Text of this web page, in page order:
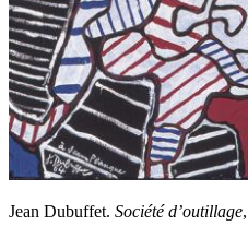
Jean Dubuffet. Société d’outillage